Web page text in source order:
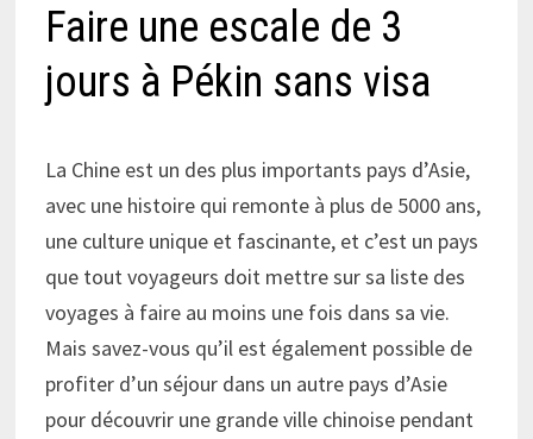
Faire une escale de 3
jours à Pékin sans visa
La Chine est un des plus importants pays d’Asie,
avec une histoire qui remonte à plus de 5000 ans,
une culture unique et fascinante, et c’est un pays
que tout voyageurs doit mettre sur sa liste des
voyages à faire au moins une fois dans sa vie.
Mais savez-vous qu’il est également possible de
profiter d’un séjour dans un autre pays d’Asie
pour découvrir une grande ville chinoise pendant